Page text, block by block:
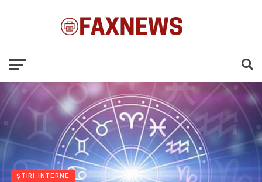
ȘTIRI INTERNE